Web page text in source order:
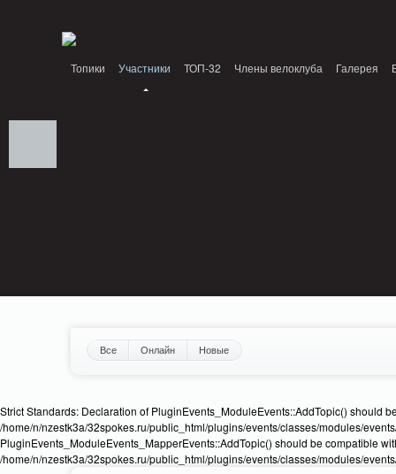
Топики Участники ТОП-32 Члены велоклуба Галерея
Все Онлайн Новые
Strict Standards: Declaration of PluginEvents_ModuleEvents::AddTopic() should
/home/n/nzestk3a/32spokes.ru/public_html/plugins/events/classes/modules/
PluginEvents_ModuleEvents_MapperEvents::AddTopic() should be compatible
/home/n/nzestk3a/32spokes.ru/public_html/plugins/events/classes/modules/